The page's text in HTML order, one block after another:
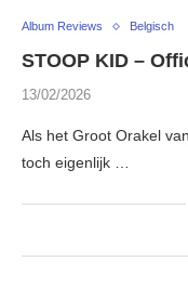
Album Reviews Belgisch
STOOP KID –
13/02/2026
Als het Groot Orakel
toch eigenlijk …